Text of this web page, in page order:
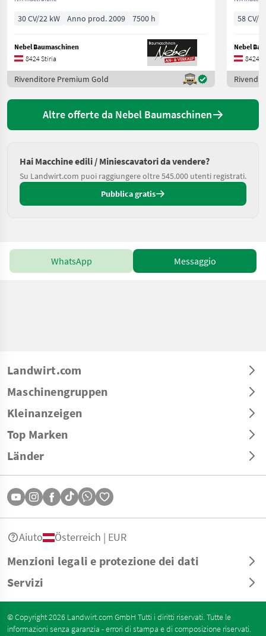
30 CV/22 kW Anno prod. 2009 7500 h
Nebel Baumaschinen
8424 Stiria
Rivenditore Premium Gold
58 CV/
Nebel
8424
Altre offerte da Nebel Baumaschinen
Hai Macchine edili / Miniescavatori da vendere?
Su Landwirt.com puoi raggiungere oltre 545.000 utenti registrati.
Pubblica gratis
WhatsApp Messaggio
Landwirt.com
Maschinengruppen
Kleinanzeigen
Top Marken
Länder
Menzioni legali e protezione dei dati
Servizi
Aiuto Österreich | EUR
© Copyright 2026 Landwirt.com GmbH Tutti i diritti riservati. Tutte le
informazioni senza garanzia - errori di stampa e di composizione riservati.